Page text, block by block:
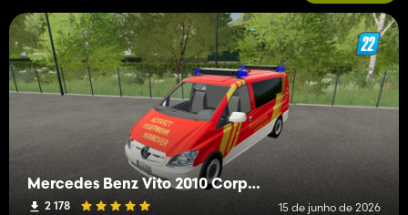
Mercedes Benz Vito 2010 Corpo de Bombeiros de Hanôver NEF
2 178 15 de junho de 2026